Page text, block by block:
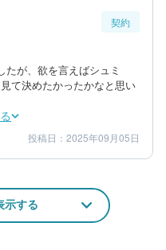
契約
が、欲を言えばシュミ
て決めたかったかなと思い
金額感 5
投稿日：2025年09月05日
示する